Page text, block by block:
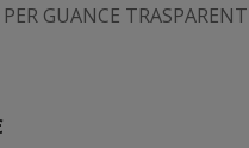
GUANCE